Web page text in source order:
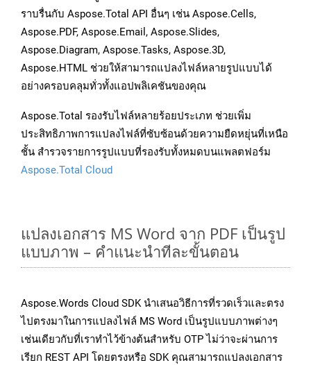
ราบรื่นกับ Aspose.Total API อื่นๆ เช่น Aspose.Cells,
Aspose.PDF, Aspose.Email, Aspose.Slides,
Aspose.Diagram, Aspose.Tasks, Aspose.3D,
Aspose.HTML ช่วยให้สามารถแปลงไฟล์หลายรูปแบบได้
อย่างครอบคลุมทั่วทั้งแอปพลิเคชันของคุณ
Aspose.Total รองรับไฟล์หลายร้อยประเภท ช่วยเพิ่ม
ประสิทธิภาพการแปลงไฟล์ที่ซับซ้อนด้วยความยืดหยุ่นที่เหนือ
ชั้น สำรวจรายการรูปแบบที่รองรับทั้งหมดบนแพลตฟอร์ม
Aspose.Total Cloud
แปลงเอกสาร MS Word จาก PDF เป็นรูป
แบบภาพ – คำแนะนำทีละขั้นตอน
Aspose.Words Cloud SDK นำเสนอวิธีการที่รวดเร็วและตรง
ไปตรงมาในการแปลงไฟล์ MS Word เป็นรูปแบบภาพต่างๆ
เช่นเดียวกับที่เราทำไว้ข้างต้นสำหรับ OTP ไม่ว่าจะผ่านการ
เรียก REST API โดยตรงหรือ SDK คุณสามารถแปลงเอกสาร